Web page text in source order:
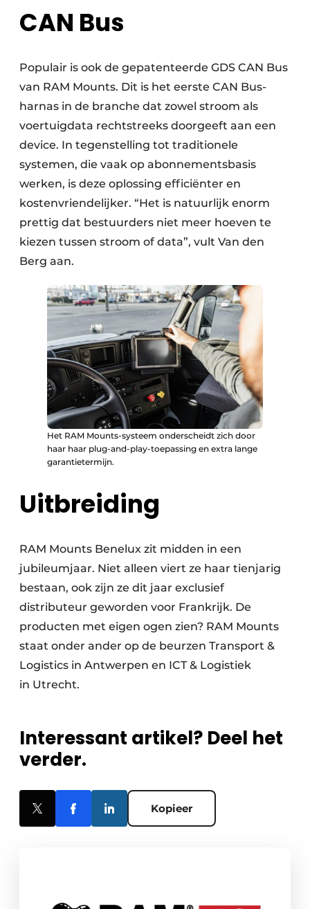
CAN Bus
Populair is ook de gepatenteerde GDS CAN Bus
van RAM Mounts. Dit is het eerste CAN Bus-
harnas in de branche dat zowel stroom als
voertuigdata rechtstreeks doorgeeft aan een
device. In tegenstelling tot traditionele
systemen, die vaak op abonnementsbasis
werken, is deze oplossing efficiënter en
kostenvriendelijker. “Het is natuurlijk enorm
prettig dat bestuurders niet meer hoeven te
kiezen tussen stroom of data”, vult Van den
Berg aan.
Het RAM Mounts-systeem onderscheidt zich door
haar haar plug-and-play-toepassing en extra lange
garantietermijn.
Uitbreiding
RAM Mounts Benelux zit midden in een
jubileum­jaar. Niet alleen viert ze haar tienjarig
bestaan, ook zijn ze dit jaar exclusief
distributeur geworden voor Frankrijk. De
producten met eigen ogen zien? RAM Mounts
staat onder ander op de beurzen Transport &
Logistics in Antwerpen en ICT & Logistiek
in Utrecht.
Interessant artikel? Deel het
verder.
Kopieer